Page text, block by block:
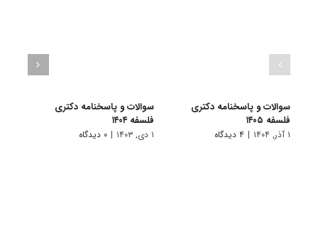
سوالات و پاسخنامه دکتری
فلسفه ۱۴۰۵
۱ آذر, ۱۴۰۴ | ۴ دیدگاه
سوالات و پاسخنامه دکتری
فلسفه ۱۴۰۴
۱ دی, ۱۴۰۳ | ۰ دیدگاه